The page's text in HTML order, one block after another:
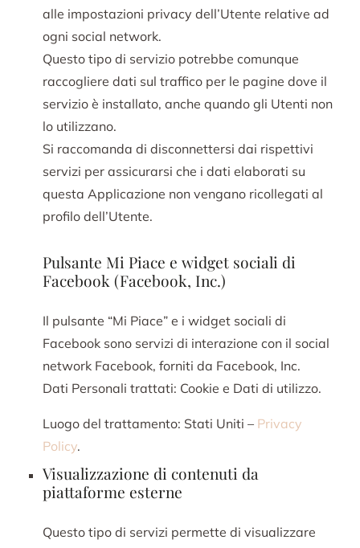
alle impostazioni privacy dell’Utente relative ad
ogni social network.
Questo tipo di servizio potrebbe comunque
raccogliere dati sul traffico per le pagine dove il
servizio è installato, anche quando gli Utenti non
lo utilizzano.
Si raccomanda di disconnettersi dai rispettivi
servizi per assicurarsi che i dati elaborati su
questa Applicazione non vengano ricollegati al
profilo dell’Utente.
Pulsante Mi Piace e widget sociali di
Facebook (Facebook, Inc.)
Il pulsante “Mi Piace” e i widget sociali di
Facebook sono servizi di interazione con il social
network Facebook, forniti da Facebook, Inc.
Dati Personali trattati: Cookie e Dati di utilizzo.
Luogo del trattamento: Stati Uniti – Privacy
Policy.
Visualizzazione di contenuti da
piattaforme esterne
Questo tipo di servizi permette di visualizzare